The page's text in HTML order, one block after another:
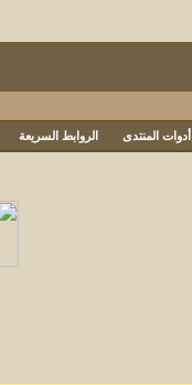
أدوات المنتدى الروابط السريعة